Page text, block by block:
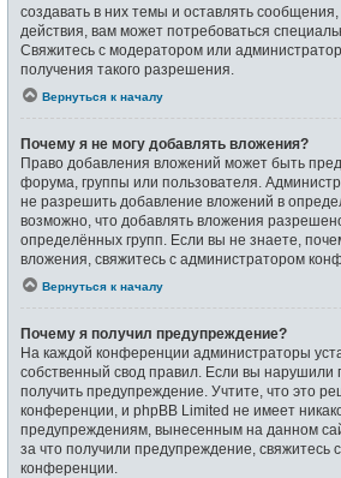
создавать в них темы и оставлять
действия, вам может потребоваться
Свяжитесь с модератором или
получения такого разрешения.
Вернуться к началу
Почему я не могу добавлять вложения?
Право добавления вложений может быть
форума, группы или пользователя.
не разрешить добавление вложений в
возможно, что добавлять вложения
определённых групп. Если вы не знаете,
вложения, свяжитесь с администратором
Вернуться к началу
Почему я получил предупреждение?
На каждой конференции администраторы
собственный свод правил. Если вы нарушили
получить предупреждение. Учтите, что это
конференции, и phpBB Limited не имеет
предупреждениям, вынесенным на данном
за что получили предупреждение, свяжитесь
конференции.